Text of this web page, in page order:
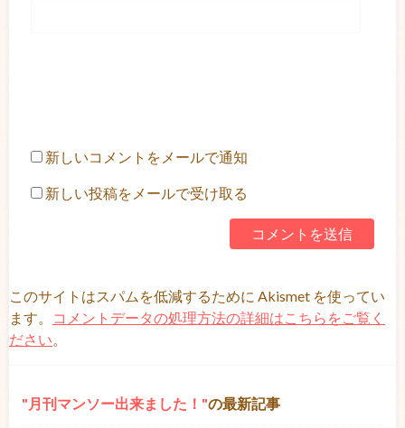
新しいコメントをメールで通知
新しい投稿をメールで受け取る
このサイトはスパムを低減するために Akismet を使ってい
ます。
コメントデータの処理方法の詳細はこちらをご覧く
ださい
月刊マンソー出来ました！ の最新記事